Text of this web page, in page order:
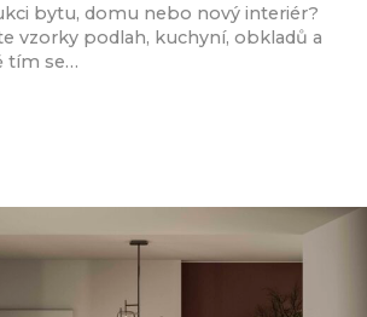
bytu, domu nebo nový interiér?
vzorky podlah, kuchyní, obkladů a
tím se…